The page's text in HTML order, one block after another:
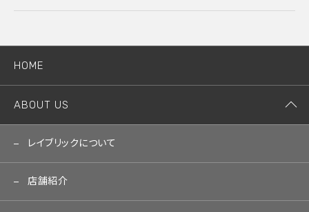
HOME
ABOUT US
レイブリックについて
店舗紹介